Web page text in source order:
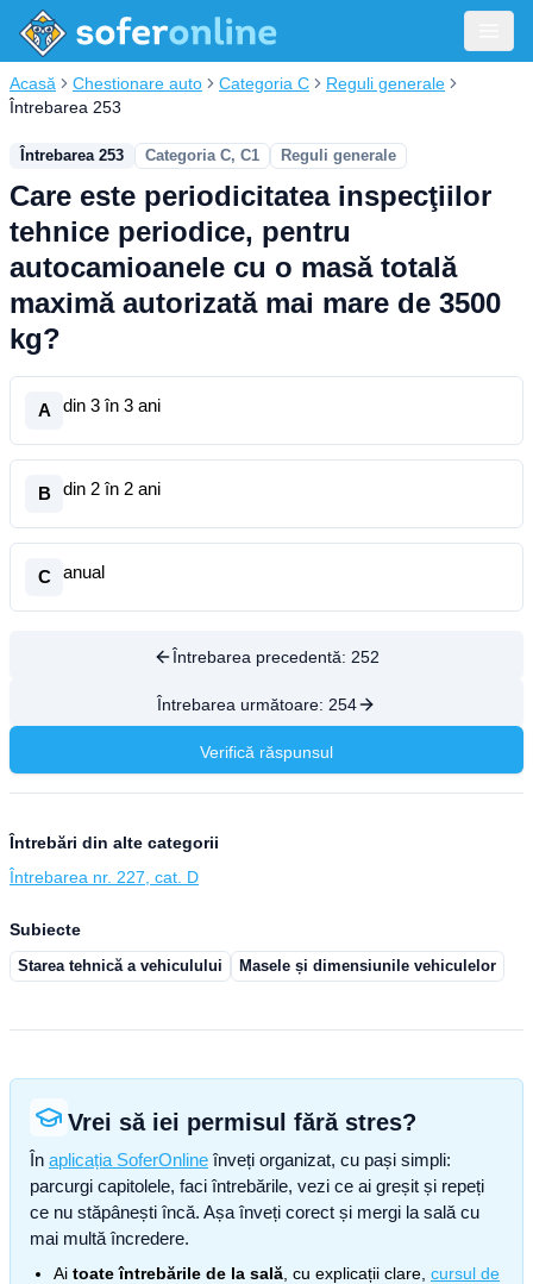
Acasă Chestionare auto Categoria C
Reguli generale
Întrebarea 253
Întrebarea 253 Categoria C, C1 Reguli generale
Care este periodicitatea inspecţiilor
tehnice periodice, pentru
autocamioanele cu o masă totală
maximă autorizată mai mare de 3500
kg?
A din 3 în 3 ani
B din 2 în 2 ani
C anual
Întrebarea precedentă: 252
Întrebarea următoare: 254
Verifică răspunsul
Întrebări din alte categorii
Întrebarea nr. 227, cat. D
Subiecte
Starea tehnică a vehiculului Masele și dimensiunile vehiculelor
Vrei să iei permisul fără stres?
În aplicația SoferOnline înveți organizat, cu pași simpli:
parcurgi capitolele, faci întrebările, vezi ce ai greșit și repeți
ce nu stăpânești încă. Așa înveți corect și mergi la sală cu
mai multă încredere.
Ai toate întrebările de la sală , cu explicații clare, cursul de